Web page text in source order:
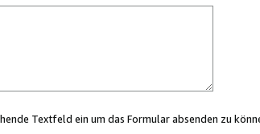
Textfeld ein um das Formular absenden zu